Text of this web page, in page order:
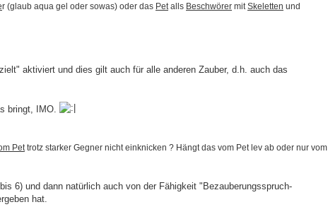
r (glaub aqua gel oder sowas) oder das Pet alls Beschwörer mit Skeletten und
aktiviert und dies gilt auch für alle anderen Zauber, d.h. auch das
bringt, IMO.
Pettrotz starker Gegner nicht einknicken ? Hängt das vom Pet lev ab oder nur vom
6) und dann natürlich auch von der Fähigkeit "Bezauberungsspruch-
hat.